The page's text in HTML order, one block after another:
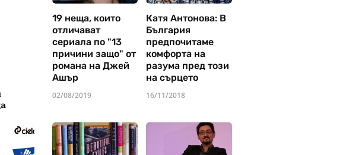
19 неща, които
отличават
сериала по "13
причини защо" от
романа на Джей
Ашър
02/08/2019
Катя Антонова: В
България
предпочитаме
комфорта на
разума пред този
на сърцето
16/11/2018